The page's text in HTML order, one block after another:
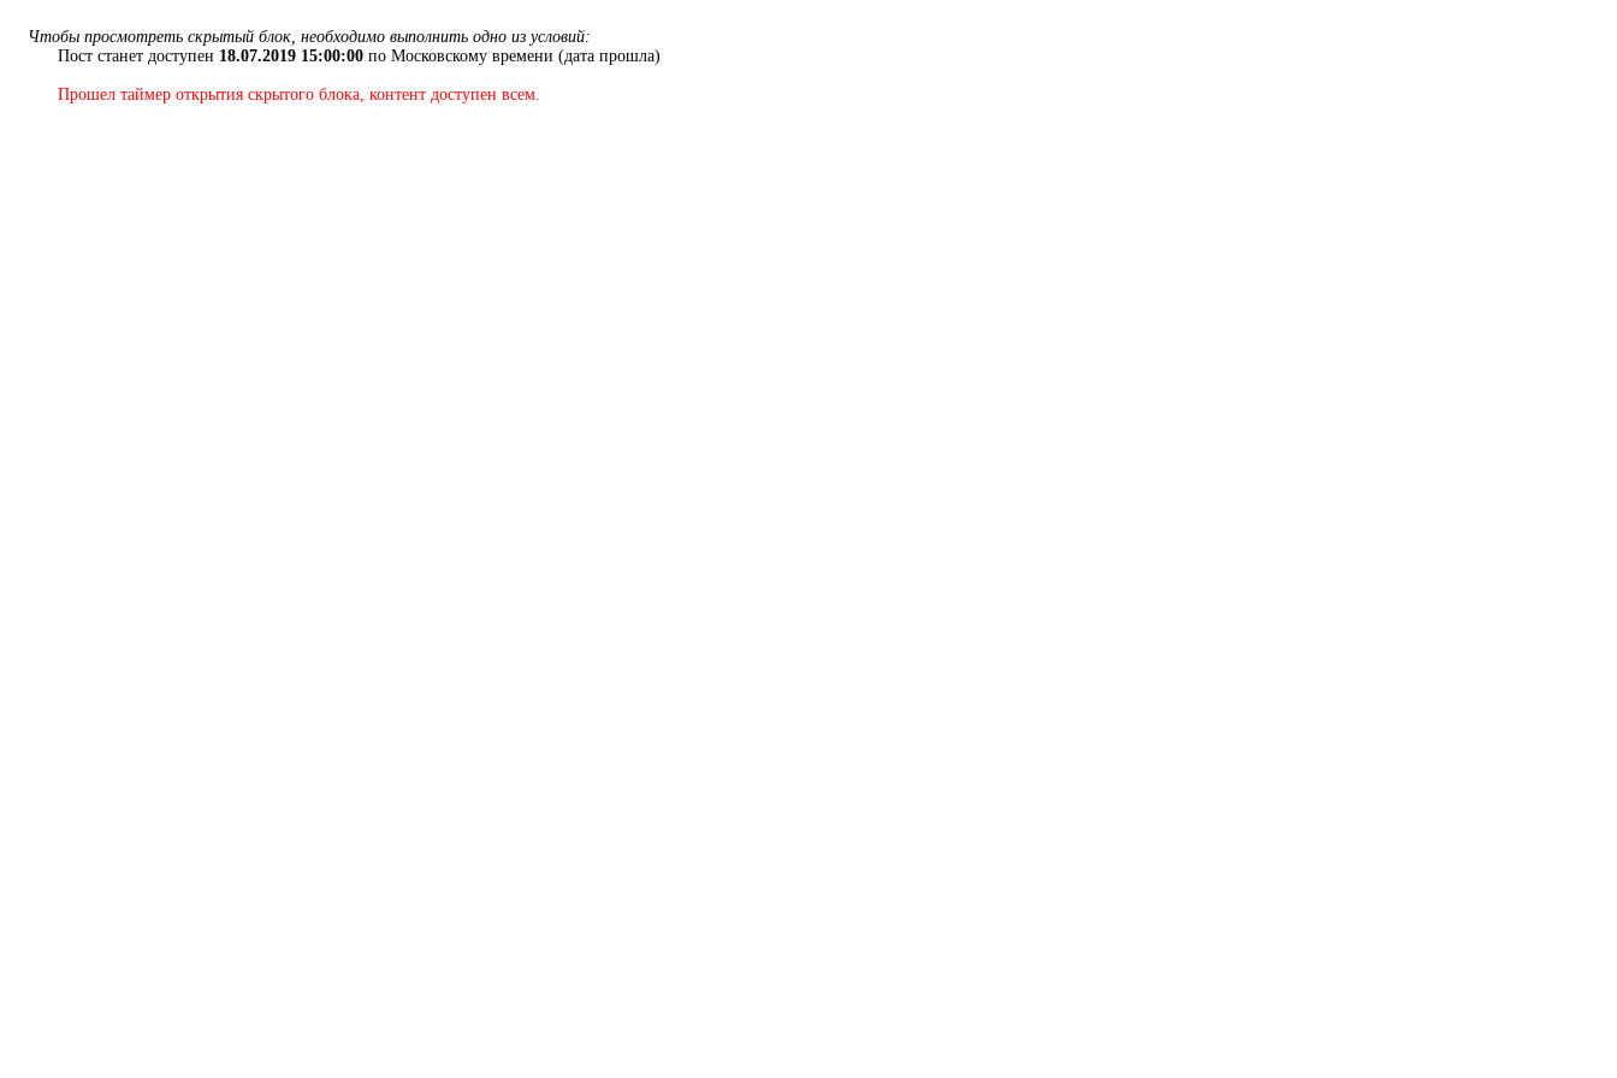
Чтобы просмотреть скрытый блок, необходимо выполнить одно из условий:
Пост станет доступен 18.07.2019 15:00:00 по Московскому времени (дата прошла)
Прошел таймер открытия скрытого блока, контент доступен всем.